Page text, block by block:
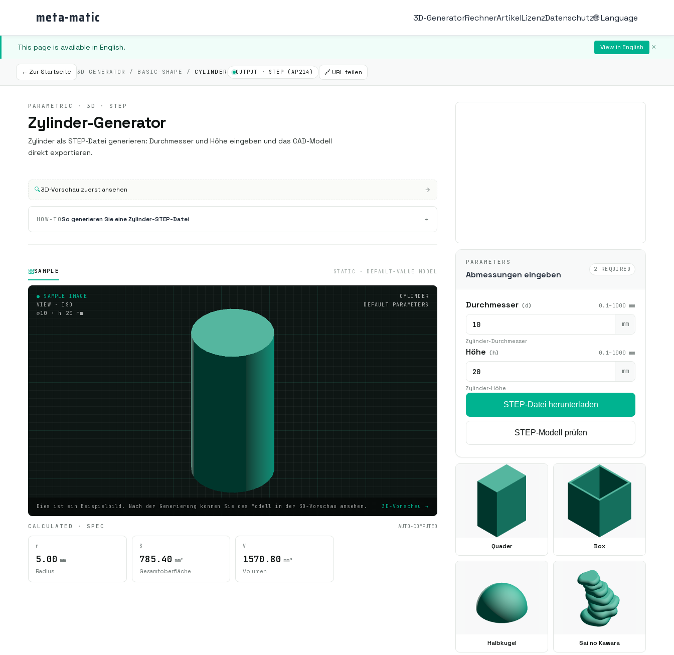
meta-matic 3D-GeneratorRechnerArtikelLizenzDatenschutz🌐 Language
This page is available in English. View in English ×
← Zur Startseite 3D GENERATOR / BASIC-SHAPE / CYLINDER OUTPUT · STEP (AP214) 🔗 URL teilen
PARAMETRIC · 3D · STEP
Zylinder-Generator
Zylinder als STEP-Datei generieren: Durchmesser und Höhe eingeben und das CAD-Modell
direkt exportieren.
🔍3D-Vorschau zuerst ansehen
HOW-TOSo generieren Sie eine Zylinder-STEP-Datei +
SAMPLE STATIC · DEFAULT-VALUE MODEL
● SAMPLE IMAGE
VIEW · ISO
⌀10 · h 20 mm
CYLINDER
DEFAULT PARAMETERS
SAMPLE · ⌀ 10 mm · h
Dies ist ein Beispielbild. Nach der Generierung können Sie das Modell in der 3D-Vorschau ansehen. 3D-Vorschau →
CALCULATED · SPEC AUTO-COMPUTED
r
5.00 mm
Radius
S
785.40 mm²
Gesamtoberfläche
V
1570.80 mm³
Volumen
PARAMETERS
Abmessungen eingeben
2 REQUIRED
Durchmesser (d) 0.1–1000 mm
mm
Zylinder-Durchmesser
Höhe (h) 0.1–1000 mm
mm
Zylinder-Höhe
STEP-Datei herunterladen
STEP-Modell prüfen
Quader Box
Halbkugel Sai no Kawara